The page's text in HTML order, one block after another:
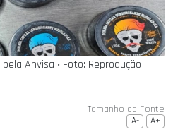
Anvisa ‧ Foto: Reprodução
Tamanho da Fonte
A- A+